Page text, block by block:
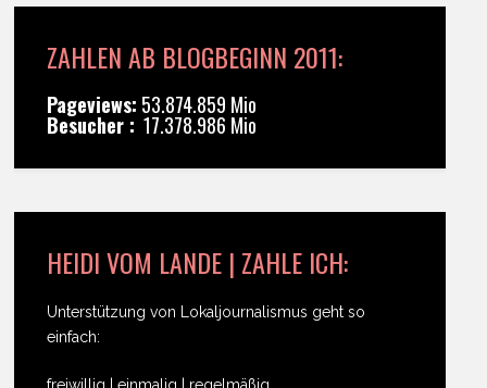
ZAHLEN AB BLOGBEGINN 2011:
Pageviews: 53.874.859 Mio
Besucher : 17.378.986 Mio
HEIDI VOM LANDE | ZAHLE ICH:
Unterstützung von Lokaljournalismus geht so
einfach:
freiwillig | einmalig | regelmäßig